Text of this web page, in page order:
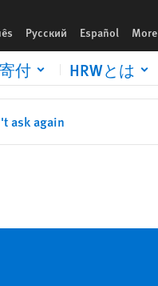
Русский Español More
付 HRWとは
ask again